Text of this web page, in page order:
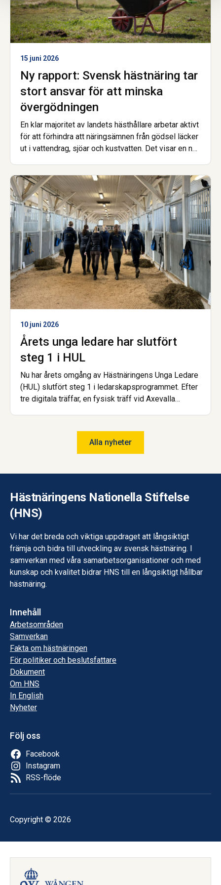
15 juni 2026
Ny rapport: Svensk hästnäring tar
stort ansvar för att minska
övergödningen
En klar majoritet av landets hästhållare arbetar aktivt
för att förhindra att näringsämnen från gödsel läcker
ut i vattendrag, sjöar och kustvatten. Det visar en ny
Samtidigt pekar resultaten tydligt på att ekonomiska
förutsättningar och tillgång till rätt stöd är avgörande
för att fler ska kunna göra mer.
10 juni 2026
Årets unga ledare har slutfört
steg 1 i HUL
Nu har årets omgång av Hästnäringens Unga Ledare
(HUL) slutfört steg 1 i ledarskapsprogrammet. Efter
tre digitala träffar, en fysisk träff vid Axevalla
Alla nyheter
Hästnäringens Nationella Stiftelse
(HNS)
Vi har det breda och viktiga uppdraget att långsiktigt
främja och bidra till utveckling av svensk hästnäring. I
samverkan med våra samarbetsorganisationer och med
kunskap och kvalitet bidrar HNS till en långsiktigt hållbar
hästnäring.
Innehåll
Arbetsområden
Samverkan
Fakta om hästnäringen
För politiker och beslutsfattare
Dokument
Om HNS
In English
Nyheter
Följ oss
Facebook
Instagram
RSS-flöde
Copyright © 2026